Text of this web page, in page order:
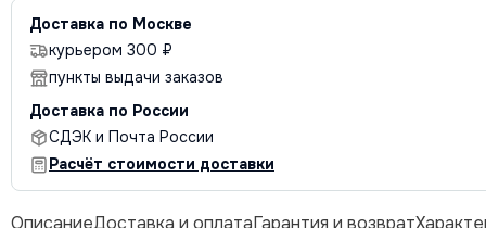
Доставка по Москве
курьером 300 ₽
пункты выдачи заказов
Доставка по России
СДЭК и Почта России
Расчёт стоимости доставки
ОписаниеДоставка и оплатаГарантия и возврат